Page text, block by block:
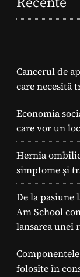
o
l
o
d
e
Cancerul de
care necesită
Economia
care vor un
Hernia
simptome și
De la pasiune
Am School
lansarea unei
folosite în